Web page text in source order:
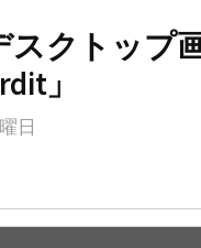
スクトップ
」
日